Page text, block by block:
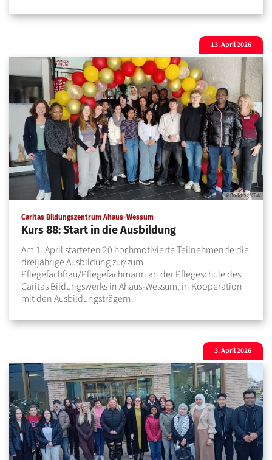
© Bödding/CBW
Caritas Bildungszentrum Ahaus-Wessum:
Kurs 88: Start in die Ausbildung
13. April 2026
Am 1. April starteten 20 hochmotivierte Teilnehmende die
dreijährige Ausbildung zur/zum
Pflegefachfrau/Pflegefachmann an der Pflegeschule des
Caritas Bildungswerks in Ahaus-Wessum, in Kooperation
mit den Ausbildungsträgern.
3. April 2026